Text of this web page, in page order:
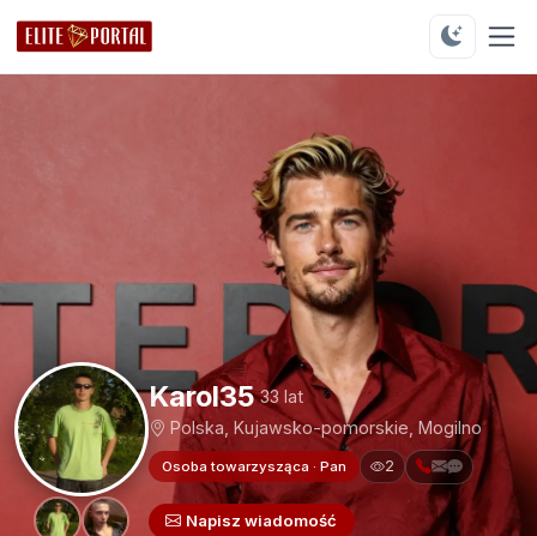
Karol35 33 lat
Polska, Kujawsko-pomorskie, Mogilno
Osoba towarzysząca · Pan 2
Napisz wiadomość